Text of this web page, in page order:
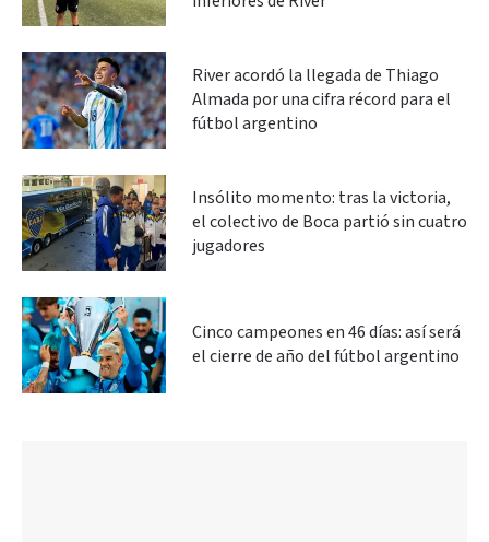
River acordó la llegada de Thiago
Almada por una cifra récord para el
fútbol argentino
Insólito momento: tras la victoria,
el colectivo de Boca partió sin cuatro
jugadores
Cinco campeones en 46 días: así será
el cierre de año del fútbol argentino